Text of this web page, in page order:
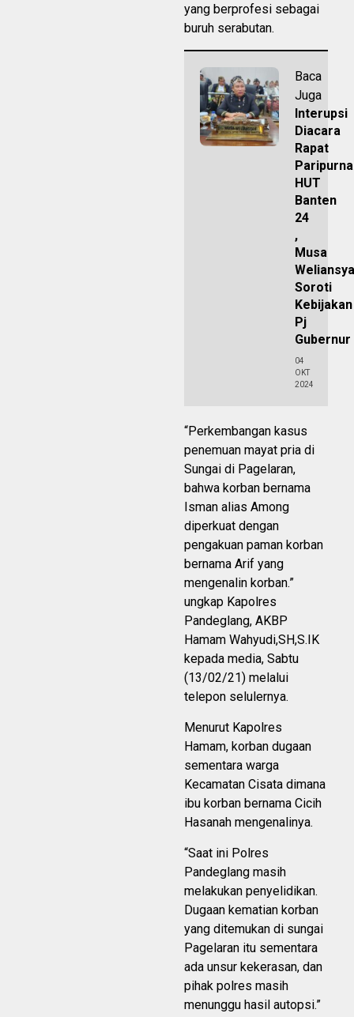
yang berprofesi sebagai
buruh serabutan.
Baca
Juga
Interupsi
Diacara
Rapat
Paripurna
HUT
Banten
24
,
Musa
Soroti
Kebijakan
Pj
04
OKT
2024
“Perkembangan kasus
penemuan mayat pria di
Sungai di Pagelaran,
bahwa korban bernama
Isman alias Among
diperkuat dengan
pengakuan paman korban
bernama Arif yang
mengenalin korban.”
ungkap Kapolres
Pandeglang, AKBP
Hamam Wahyudi,SH,S.IK
kepada media, Sabtu
(13/02/21) melalui
telepon selulernya.
Menurut Kapolres
Hamam, korban dugaan
sementara warga
Kecamatan Cisata dimana
ibu korban bernama Cicih
Hasanah mengenalinya.
“Saat ini Polres
Pandeglang masih
melakukan penyelidikan.
Dugaan kematian korban
yang ditemukan di sungai
Pagelaran itu sementara
ada unsur kekerasan, dan
pihak polres masih
menunggu hasil autopsi.”